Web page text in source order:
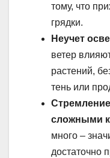
тому, что
грядки.
Неучет
ветер
растений,
тень или
сложными
много –
достаточно